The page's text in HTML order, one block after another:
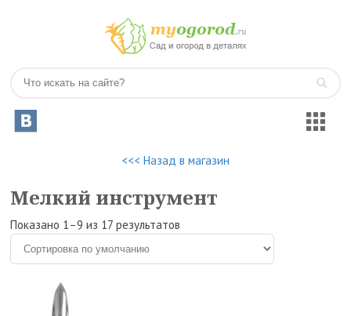
<<< Назад в магазин
Мелкий инструмент
Показано 1–9 из 17 результатов